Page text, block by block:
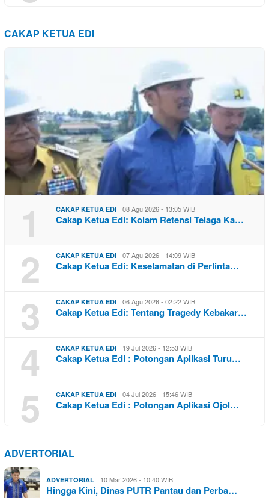
CAKAP KETUA EDI
1 CAKAP KETUA EDI 08 Agu 2026 - 13:05 WIB
Cakap Ketua Edi: Kolam Retensi Telaga Ka…
2 CAKAP KETUA EDI 07 Agu 2026 - 14:09 WIB
Cakap Ketua Edi: Keselamatan di Perlinta…
3 CAKAP KETUA EDI 06 Agu 2026 - 02:22 WIB
Cakap Ketua Edi: Tentang Tragedy Kebakar…
4 CAKAP KETUA EDI 19 Jul 2026 - 12:53 WIB
Cakap Ketua Edi : Potongan Aplikasi Turu…
5 CAKAP KETUA EDI 04 Jul 2026 - 15:46 WIB
Cakap Ketua Edi : Potongan Aplikasi Ojol…
ADVERTORIAL
ADVERTORIAL 10 Mar 2026 - 10:40 WIB
Hingga Kini, Dinas PUTR Pantau dan Perba…